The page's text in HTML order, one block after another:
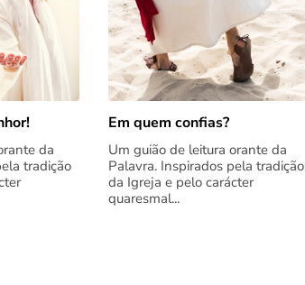
da
tradição
Em quem confias?
Um guião de leitura orante da
Palavra. Inspirados pela tradição
da Igreja e pelo carácter
quaresmal...